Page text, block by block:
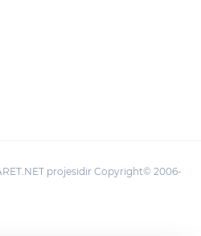
projesidir Copyright© 2006-